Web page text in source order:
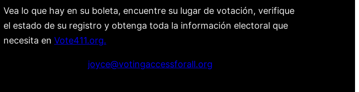
Vea lo que hay en su boleta, encuentre su lugar de votación, verifique
el estado de su registro y obtenga toda la información electoral que
necesita en Vote411.org.
joyce@votingaccessforall.org